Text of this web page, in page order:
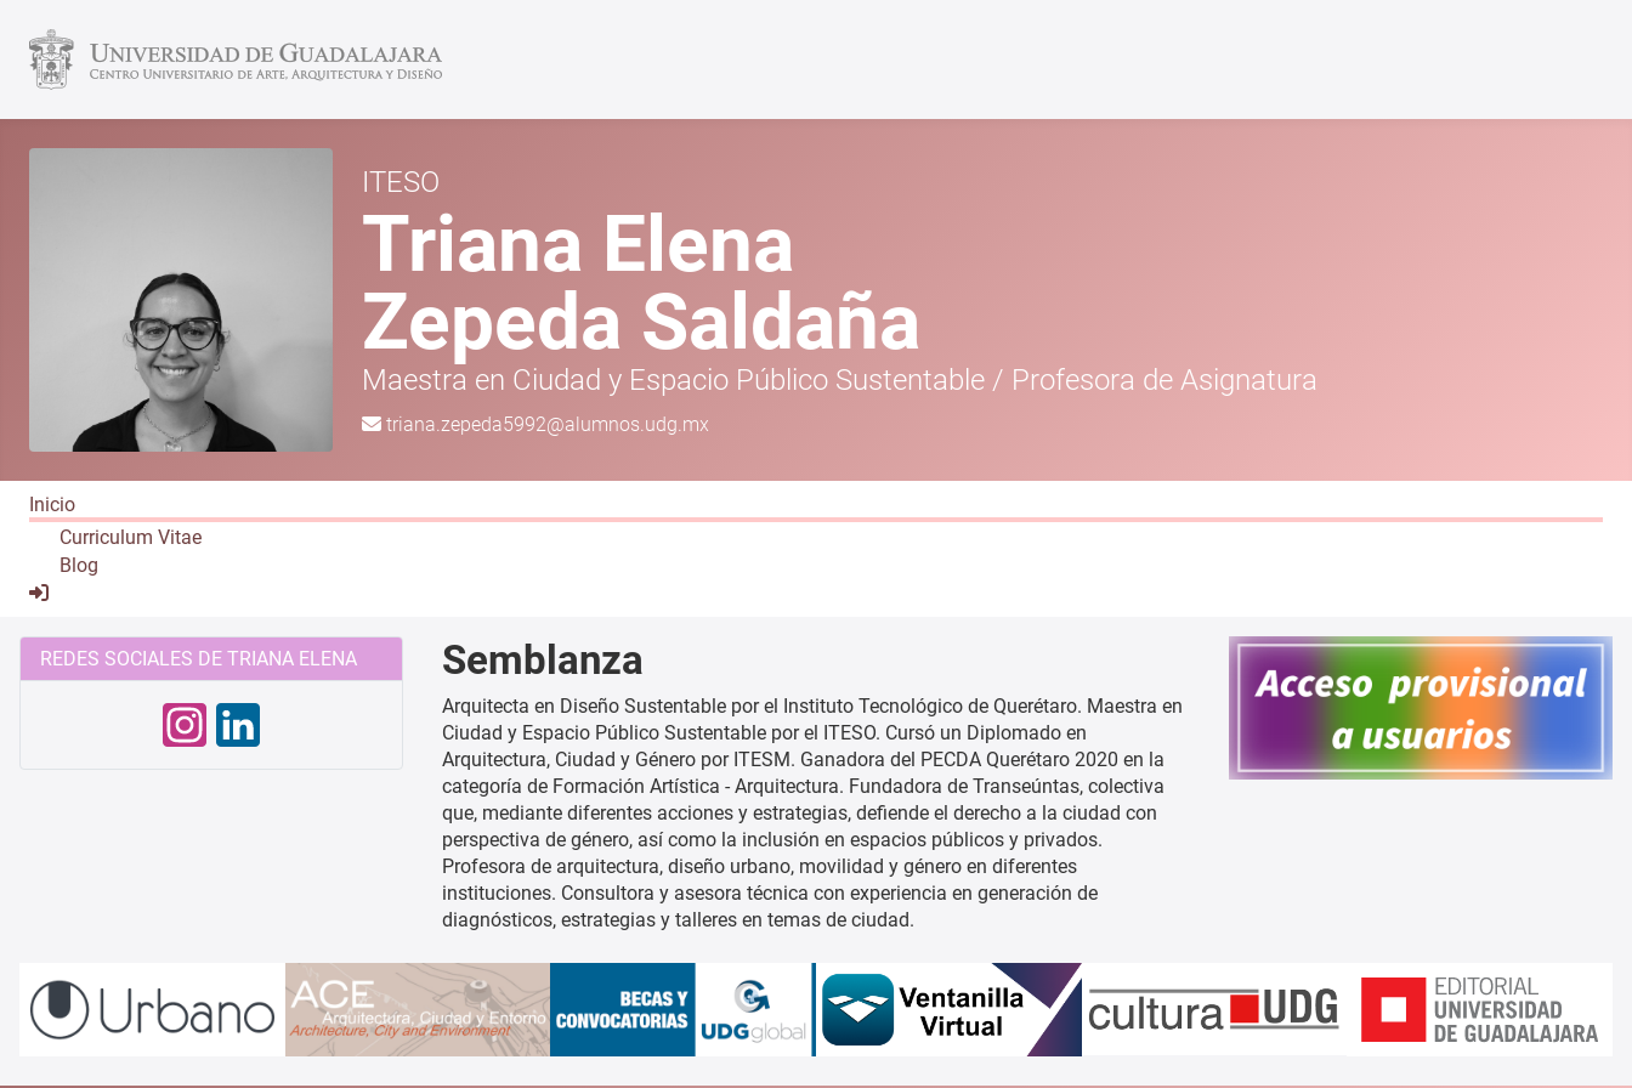
ITESO
Triana Elena
Zepeda Saldaña
Maestra en Ciudad y Espacio Público Sustentable / Profesora de Asignatura
triana.zepeda5992@alumnos.udg.mx
Inicio
Curriculum Vitae
Blog
REDES SOCIALES DE TRIANA ELENA Semblanza
Arquitecta en Diseño Sustentable por el Instituto Tecnológico de Querétaro. Maestra en
Ciudad y Espacio Público Sustentable por el ITESO. Cursó un Diplomado en
Arquitectura, Ciudad y Género por ITESM. Ganadora del PECDA Querétaro 2020 en la
categoría de Formación Artística - Arquitectura. Fundadora de Transeúntas, colectiva
que, mediante diferentes acciones y estrategias, defiende el derecho a la ciudad con
perspectiva de género, así como la inclusión en espacios públicos y privados.
Profesora de arquitectura, diseño urbano, movilidad y género en diferentes
instituciones. Consultora y asesora técnica con experiencia en generación de
diagnósticos, estrategias y talleres en temas de ciudad.